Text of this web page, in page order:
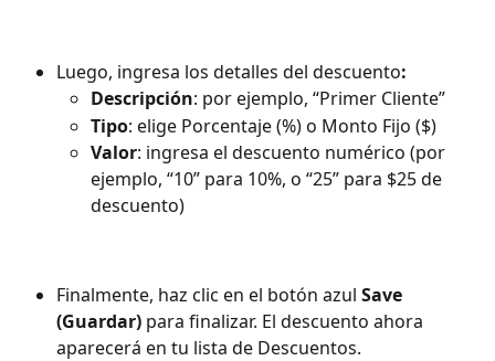
Luego, ingresa los detalles del descuento:
Descripción: por ejemplo, “Primer Cliente”
Tipo: elige Porcentaje (%) o Monto Fijo ($)
Valor: ingresa el descuento numérico (por
ejemplo, “10” para 10%, o “25” para $25 de
descuento)
Finalmente, haz clic en el botón azul Save
(Guardar) para finalizar. El descuento ahora
aparecerá en tu lista de Descuentos.